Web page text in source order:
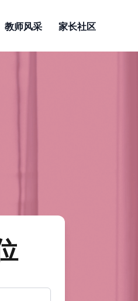
教师风采 家长社区